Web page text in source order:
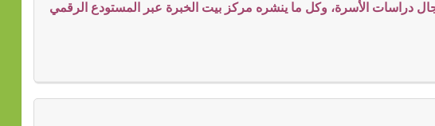
الأسرة، وكل ما ينشره مركز بيت الخبرة عبر المستودع الرقمي